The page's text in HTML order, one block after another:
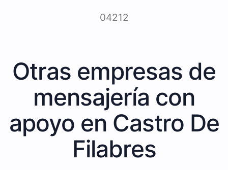
04212
Otras empresas de
mensajería con
apoyo en Castro De
Filabres